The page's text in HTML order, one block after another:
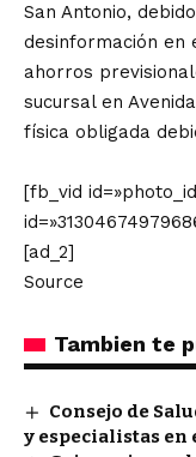
San Antonio,
desinformación en
ahorros
sucursal en
física obligada
[fb_vid
[ad_2]
Source
Tambien te
Consejo de
y especialistas en